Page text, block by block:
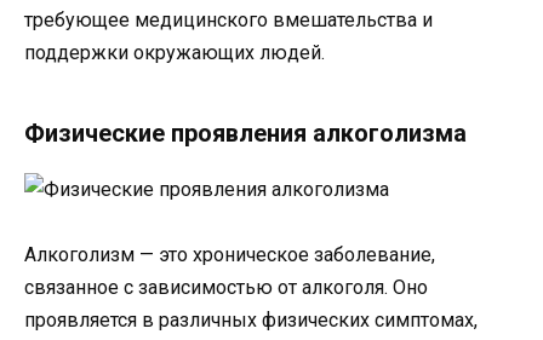
требующее медицинского вмешательства и
поддержки окружающих людей.
Физические проявления алкоголизма
Алкоголизм — это хроническое заболевание,
связанное с зависимостью от алкоголя. Оно
проявляется в различных физических симптомах,